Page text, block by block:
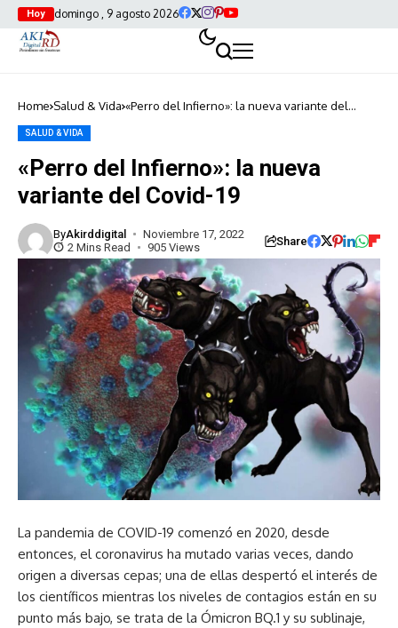
Hoy domingo , 9 agosto 2026
Home Salud & Vida «Perro del Infierno»: la nueva variante del
SALUD & VIDA
«Perro del Infierno»: la nueva
variante del Covid-19
ByAkirddigital
Noviembre 17, 2022
2 Mins Read
905 Views Share
La pandemia de COVID-19 comenzó en 2020, desde
entonces, el coronavirus ha mutado varias veces, dando
origen a diversas cepas; una de ellas despertó el interés de
los científicos mientras los niveles de contagios están en su
punto más bajo, se trata de la Ómicron BQ.1 y su sublinaje,